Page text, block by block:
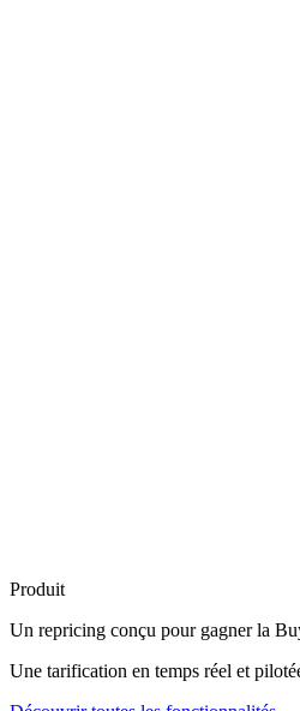
Produit
Un repricing conçu pour gagner la
Une tarification en temps réel et